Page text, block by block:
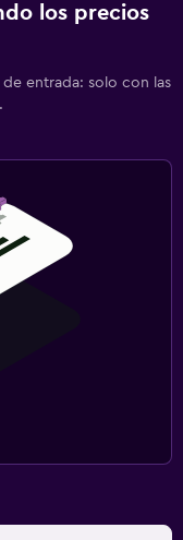
los precios
entrada: solo con las